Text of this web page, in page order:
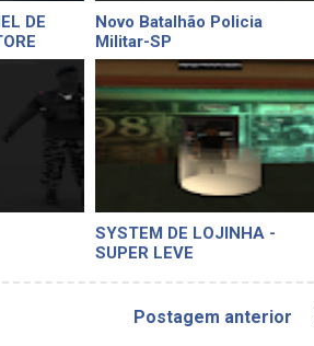
DE
Novo Batalhão Policia
Militar-SP
SYSTEM DE LOJINHA -
SUPER LEVE
Postagem anterior